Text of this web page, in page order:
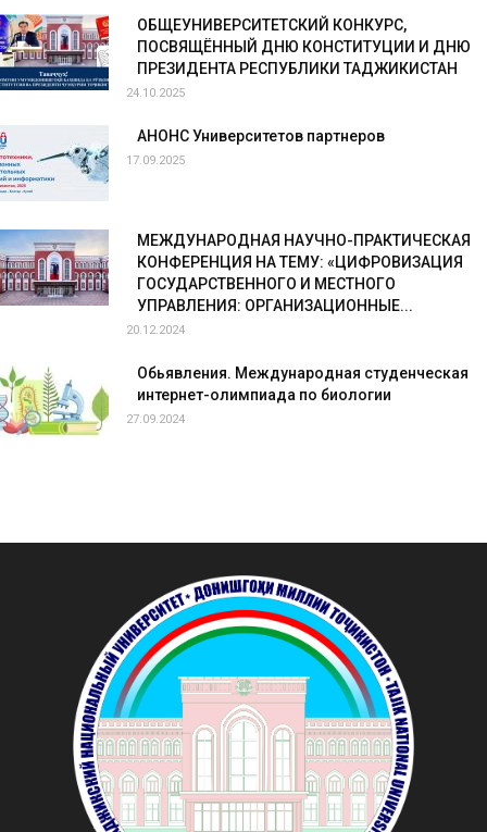
ОБЩЕУНИВЕРСИТЕТСКИЙ КОНКУРС,
ПОСВЯЩЁННЫЙ ДНЮ КОНСТИТУЦИИ И ДНЮ
ПРЕЗИДЕНТА РЕСПУБЛИКИ ТАДЖИКИСТАН
24.10.2025
АНОНС Университетов партнеров
17.09.2025
МЕЖДУНАРОДНАЯ НАУЧНО-ПРАКТИЧЕСКАЯ
КОНФЕРЕНЦИЯ НА ТЕМУ: «ЦИФРОВИЗАЦИЯ
ГОСУДАРСТВЕННОГО И МЕСТНОГО
УПРАВЛЕНИЯ: ОРГАНИЗАЦИОННЫЕ...
20.12.2024
Обьявления. Международная студенческая
интернет-олимпиада по биологии
27.09.2024